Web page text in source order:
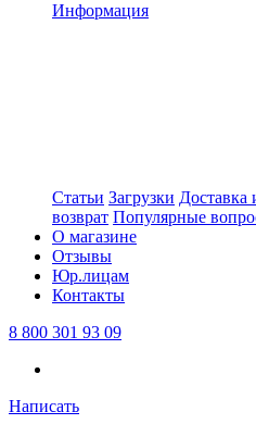
Информация
Статьи Загрузки Доставка
возврат Популярные
О магазине
Отзывы
Юр.лицам
Контакты
8 800 301 93 09
Написать